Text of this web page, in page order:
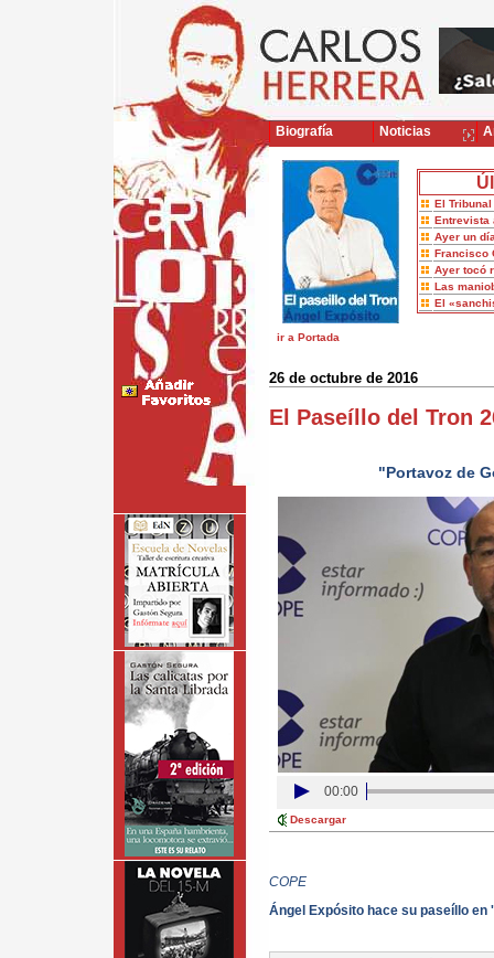
El
Entrevista
Ayer un
Francisco
Ayer tocó
Las
El
ir a Portada
26 de octubre de 2016
El Paseíllo del Tron
"Portavoz de
00:00
Descargar
COPE
Ángel Expósito hace su paseíllo
Biografía Noticias